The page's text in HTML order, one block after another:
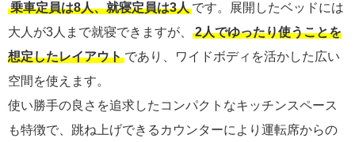
乗車定員は8人、就寝定員は3人 です。展開したベッドには
大人が3人まで就寝できますが、
2人でゆったり使うことを
想定したレイアウト であり、ワイドボディを活かした広い
空間を使えます。
使い勝手の良さを追求したコンパクトなキッチンスペース
も特徴で、跳ね上げできるカウンターにより運転席からの